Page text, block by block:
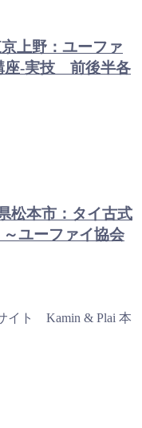
上野：ユーファ
座-実技 前後半各
松本市：タイ古式
ユーファイ協会
イト Kamin & Plai 本